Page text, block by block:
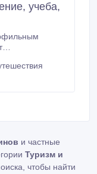
учеба,
виллу, старинный замок или остров, любой круиз.
и частные
Туризм и
чтобы найти